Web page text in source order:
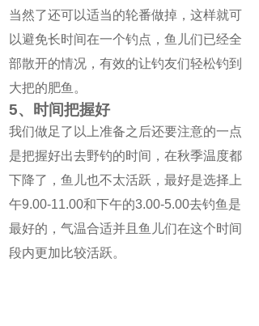
当然了还可以适当的轮番做掉，这样就可
以避免长时间在一个钓点，鱼儿们已经全
部散开的情况，有效的让钓友们轻松钓到
大把的肥鱼。
5、时间把握好
我们做足了以上准备之后还要注意的一点
是把握好出去野钓的时间，在秋季温度都
下降了，鱼儿也不太活跃，最好是选择上
午9.00-11.00和下午的3.00-5.00去钓鱼是
最好的，气温合适并且鱼儿们在这个时间
段内更加比较活跃。